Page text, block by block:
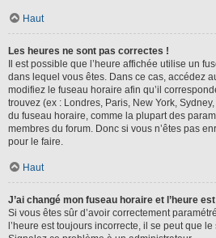
Haut
Les heures ne sont pas correctes !
Il est possible que l’heure affichée utilise un
dans lequel vous êtes. Dans ce cas, accédez
modifiez le fuseau horaire afin qu’il
trouvez (ex : Londres, Paris, New York,
du fuseau horaire, comme la plupart des
membres du forum. Donc si vous n’êtes pas
pour le faire.
Haut
J’ai changé mon fuseau horaire et l’heure
Si vous êtes sûr d’avoir correctement
l’heure est toujours incorrecte, il se peut que